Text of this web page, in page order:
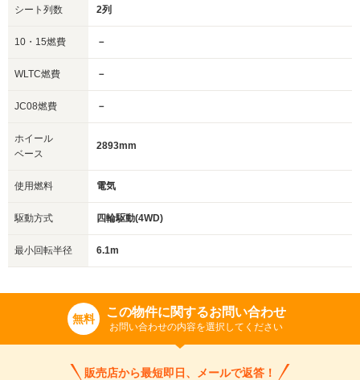
シート列数 2列
10・15燃費 －
WLTC燃費 －
JC08燃費 －
ホイール
ベース
2893mm
使用燃料 電気
駆動方式 四輪駆動(4WD)
最小回転半径 6.1m
無料 この物件に関するお問い合わせ
お問い合わせの内容を選択してください
販売店から最短即日、メールで返答！